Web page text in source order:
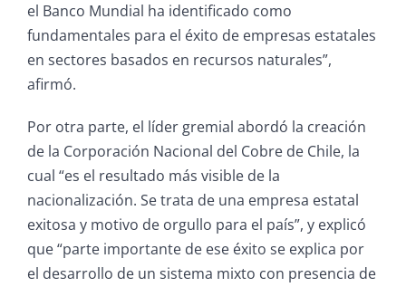
el Banco Mundial ha identificado como
fundamentales para el éxito de empresas estatales
en sectores basados en recursos naturales”,
afirmó.
Por otra parte, el líder gremial abordó la creación
de la Corporación Nacional del Cobre de Chile, la
cual “es el resultado más visible de la
nacionalización. Se trata de una empresa estatal
exitosa y motivo de orgullo para el país”, y explicó
que “parte importante de ese éxito se explica por
el desarrollo de un sistema mixto con presencia de